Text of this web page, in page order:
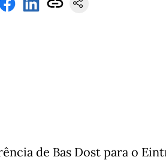
de Bas Dost para o